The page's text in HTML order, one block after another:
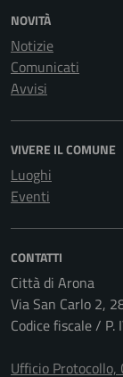
NOVITÀ
Notizie
Comunicati
Avvisi
VIVERE IL COMUNE
Luoghi
Eventi
CONTATTI
Città di Arona
Via San Carlo 2,
Codice fiscale /
Ufficio Protocollo,